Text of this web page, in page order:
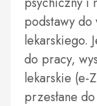
podstawy do
lekarskiego.
do pracy,
lekarskie (e-
przesłane